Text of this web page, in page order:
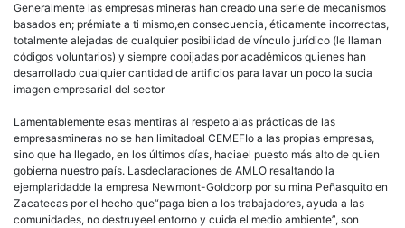
Generalmente las empresas mineras han creado una serie de mecanismos
basados en; prémiate a ti mismo,en consecuencia, éticamente incorrectas,
totalmente alejadas de cualquier posibilidad de vínculo jurídico (le llaman
códigos voluntarios) y siempre cobijadas por académicos quienes han
desarrollado cualquier cantidad de artificios para lavar un poco la sucia
imagen empresarial del sector
Lamentablemente esas mentiras al respeto alas prácticas de las
empresasmineras no se han limitadoal CEMEFIo a las propias empresas,
sino que ha llegado, en los últimos días, haciael puesto más alto de quien
gobierna nuestro país. Lasdeclaraciones de AMLO resaltando la
ejemplaridadde la empresa Newmont-Goldcorp por su mina Peñasquito en
Zacatecas por el hecho que“paga bien a los trabajadores, ayuda a las
comunidades, no destruyeel entorno y cuida el medio ambiente”, son